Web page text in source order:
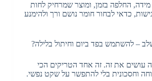
החלפה בזמן, ומוצר שמרחיק לחות
כדאי לבחור חומר נושם ורך ולהימנע
– להשתמש בפד ביום וחיתול בלילה?
עושים את זה. זה אחד הטריקים הכי
וחסכונית בלי להתפשר על שקט נפשי.